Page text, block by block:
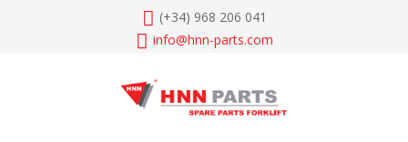
(+34) 968 206 041
info@hnn-parts.com